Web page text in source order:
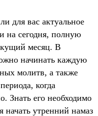
для вас актуальное
на сегодня, полную
месяц. В
начинать каждую
молитв, а также
когда
Знать его необходимо
начать утренний намаз